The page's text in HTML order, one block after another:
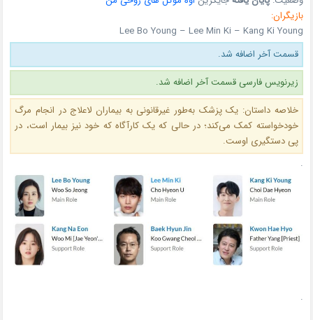
بازیگران:
Lee Bo Young – Lee Min Ki – Kang Ki Young
قسمت آخر اضافه شد.
زیرنویس فارسی قسمت آخر اضافه شد.
خلاصه داستان: یک پزشک به‌طور غیرقانونی به بیماران لاعلاج در انجام مرگ
خودخواسته کمک می‌کند؛ در حالی که یک کارآگاه که خود نیز بیمار است، در
پی دستگیری اوست.
.
.